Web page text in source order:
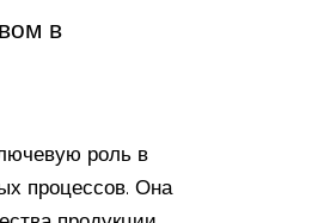
в
роль в
процессов. Она